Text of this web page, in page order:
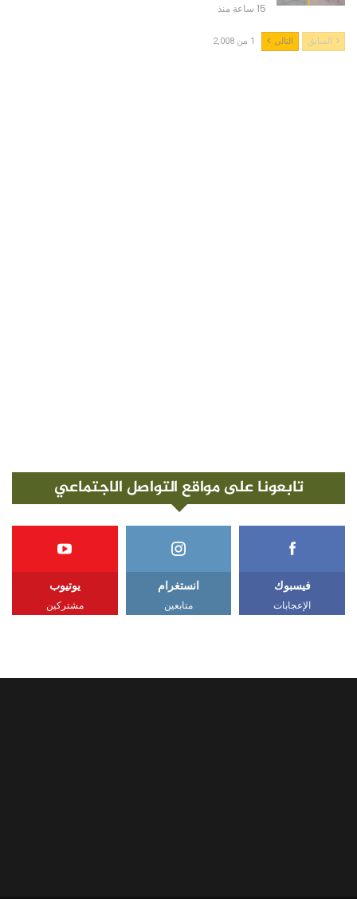
15 ساعة منذ
السابق التالي 1 من 2,008
تابعونا على مواقع التواصل الاجتماعي
فيسبوك
الإعجابات
انستغرام
متابعين
يوتيوب
مشتركين